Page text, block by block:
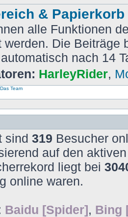
& Papierkorb
alle Funktionen
werden. Die Beiträge
nach 14
HarleyRider,
Das Team
sind 319 Besucher
auf den
liegt bei
online waren.
Baidu [Spider], Bing